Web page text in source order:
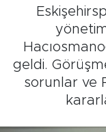
geldi.
sorunlar ve